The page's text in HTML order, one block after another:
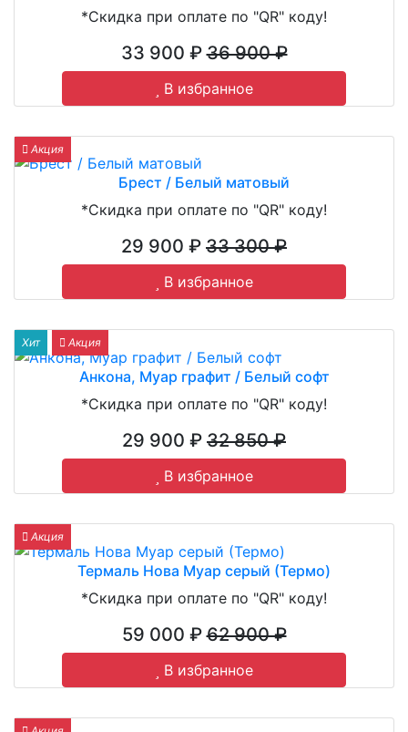
*Скидка при оплате по "QR" коду!
33 900 ₽36 900 ₽
В избранное
Акция
Брест / Белый матовый
*Скидка при оплате по "QR" коду!
29 900 ₽ 33 300 ₽
В избранное
Хит Акция
Анкона, Муар графит / Белый софт
*Скидка при оплате по "QR" коду!
29 900 ₽ 32 850 ₽
В избранное
Акция
Термаль Нова Муар серый (Термо)
*Скидка при оплате по "QR" коду!
59 000 ₽62 900 ₽
В избранное